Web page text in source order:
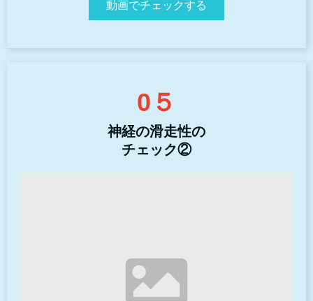
動画でチェックする
0５
神経の滑走性の
チェック②